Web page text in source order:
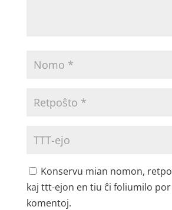
Konservu mian nomon,
kaj ttt-ejon en tiu ĉi foliumilo
komentoj.